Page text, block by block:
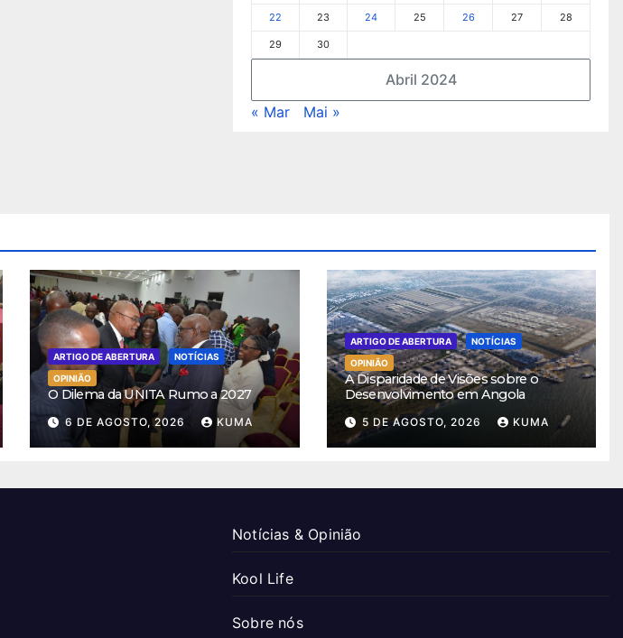
Abril 2024
22 23 24 25 26 27 28
29 30
« Mar Mai »
ARTIGO DE ABERTURA
NOTÍCIAS
OPINIÃO
O Dilema da UNITA Rumo a 2027
6 DE AGOSTO, 2026 KUMA
ARTIGO DE ABERTURA
NOTÍCIAS
OPINIÃO
A Disparidade de Visões sobre o
Desenvolvimento em Angola
5 DE AGOSTO, 2026 KUMA
Notícias & Opinião
Kool Life
Sobre nós